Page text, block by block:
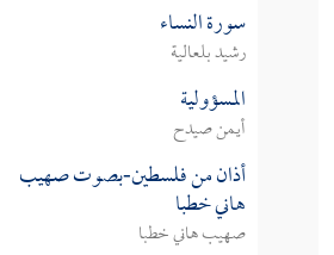
سورة النساء
رشيد بلعالية
المسؤولية
أيمن صيدح
أذان من فلسطين-بصوت صهيب
هاني خطبا
صهيب هاني خطبا